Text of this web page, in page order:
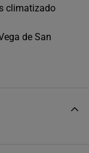
climatizado
de San